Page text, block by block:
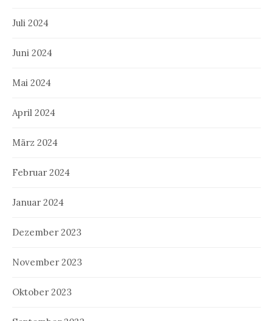
Juli 2024
Juni 2024
Mai 2024
April 2024
März 2024
Februar 2024
Januar 2024
Dezember 2023
November 2023
Oktober 2023